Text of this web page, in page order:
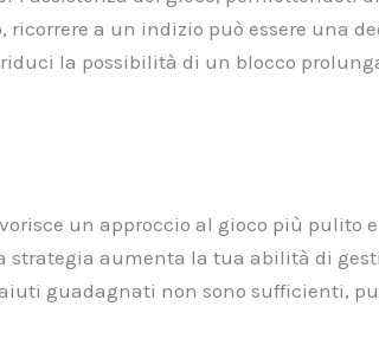
a un indizio può essere una
la possibilità di un blocco
un approccio al gioco più pulito e
strategia aumenta la tua abilità di
guadagnati non sono sufficienti,